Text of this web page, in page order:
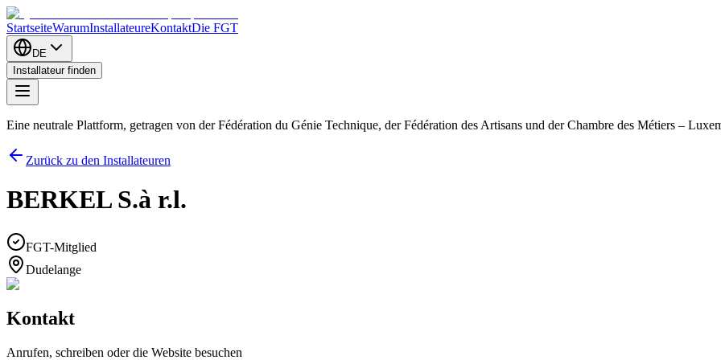
StartseiteWarumInstallateureKontaktDie FGT
DE
Installateur finden
Eine neutrale Plattform, getragen von der Fédération du Génie Technique, der Fédération des Artisans und der Chambre des Métiers –
Zurück zu den Installateuren
BERKEL S.à r.l.
FGT-Mitglied
Dudelange
Kontakt
Anrufen, schreiben oder die Website besuchen